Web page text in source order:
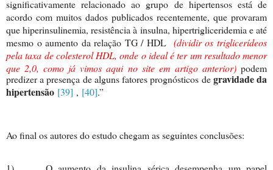
significativamente relacionado ao grupo de hipertensos está de
acordo com muitos dados publicados recentemente, que provaram
que hiperinsulinemia, resistência à insulna, hipertrigliceridemia e até
mesmo o aumento da relação TG / HDL (dividir os triglicerídeos
pela taxa de colesterol HDL, onde o ideal é ter um resultado menor
que 2,0, como já vimos aqui no site em artigo anterior)podem
predizer a presença de alguns fatores prognósticos degravidade da
hipertensão [39] , [40].”
Ao final os autores do estudo chegam as seguintes conclusões: